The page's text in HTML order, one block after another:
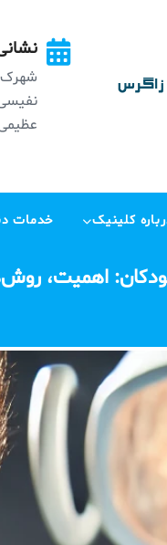
شهرک
عظیمی، پ
کلینیک خدمات
اهمیت،